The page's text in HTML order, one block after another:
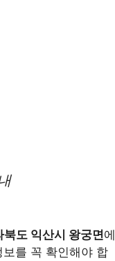
북도 익산시 왕궁면에
를 꼭 확인해야 합